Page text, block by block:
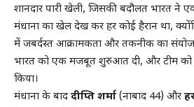
शानदार पारी खेली, जिसकी बदौलत भारत ने
मंधाना का खेल देख कर हर कोई हैरान था,
में जबर्दस्त आक्रामकता और तकनीक का
भारत को एक मजबूत शुरुआत दी, और टीम को
किया।
मंधाना के बाद दीप्ति शर्मा (नाबाद 44) और